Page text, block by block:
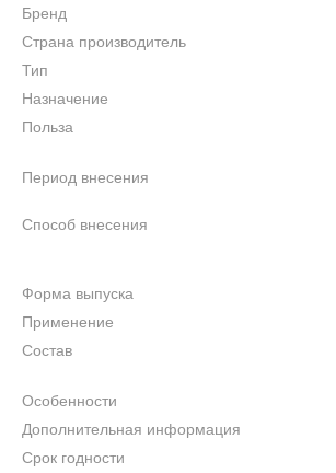
Бренд
Страна производитель
Тип
Назначение
Польза
Период внесения
Способ внесения
Форма выпуска
Применение
Состав
Особенности
Дополнительная информация
Срок годности